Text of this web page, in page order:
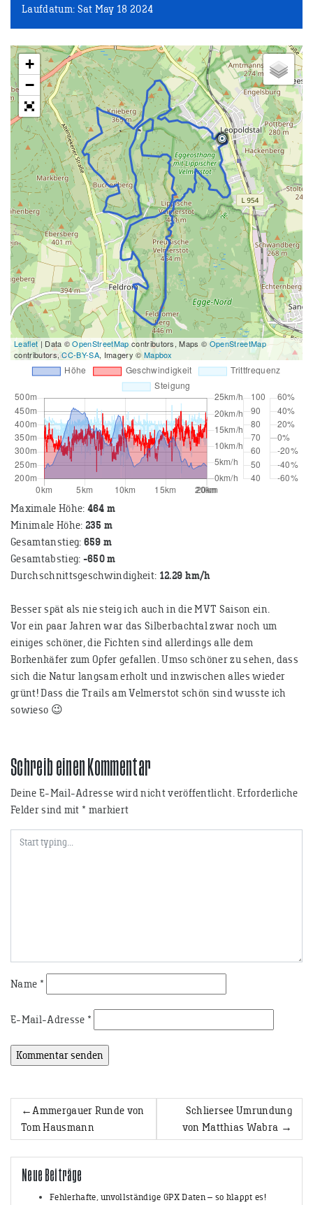
Laufdatum: Sat May 18 2024
+
−
Leaflet| Data ©OpenStreetMap contributors, Maps ©OpenStreetMap
contributors,CC-BY-SA, Imagery ©Mapbox
Maximale Höhe: 464 m
Minimale Höhe: 235 m
Gesamtanstieg: 659 m
Gesamtabstieg: -650 m
Durchschnittsgeschwindigkeit: 12.29 km/h
Besser spät als nie steig ich auch in die MVT Saison ein.
Vor ein paar Jahren war das Silberbachtal zwar noch um
einiges schöner, die Fichten sind allerdings alle dem
Borkenkäfer zum Opfer gefallen. Umso schöner zu sehen, dass
sich die Natur langsam erholt und inzwischen alles wieder
grünt! Dass die Trails am Velmerstot schön sind wusste ich
sowieso 😉
Schreib einen Kommentar
Deine E-Mail-Adresse wird nicht veröffentlicht.Erforderliche
Felder sind mit * markiert
Name *
E-Mail-Adresse *
Beitrags-
Navigation
Ammergauer Runde von
Tom Hausmann
Schliersee Umrundung
von Matthias Wabra
Neue Beiträge
Fehlerhafte, unvollständige GPX Daten – so klappt es!